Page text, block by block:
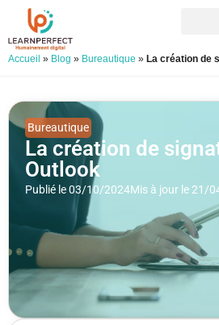
Accueil » Blog » Bureautique » La création de
Bureautique
La création de
Outlook
Publié le 03/10/2024Mis à jour le 21/